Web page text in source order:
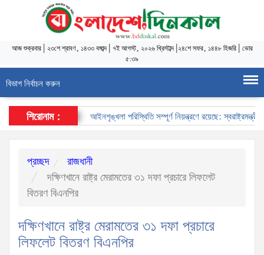
আজশুক্রবার| ২৩শে শ্রাবণ, ১৪৩৩ বঙ্গাব্দ| ৭ই আগস্ট, ২০২৬ খ্রিস্টাব্দ| ২৪শে সফর, ১৪৪৮ হিজরি| ভোর
৫:৩৯
বিভাগ নির্বাচন করুন
শিরোনাম : আইনশৃঙ্খলা পরিস্থিতি সম্পূর্ণ নিয়ন্ত্রণে রয়েছে: স্বরাষ্ট্রমন্ত্রী
প্রচ্ছদ
রাজধানী
দক্ষিণখানে রাষ্ট্র মেরামতের ৩১ দফা প্রচারে লিফলেট
বিতরণ বিএনপির
দক্ষিণখানে রাষ্ট্র মেরামতের ৩১ দফা প্রচারে
লিফলেট বিতরণ বিএনপির